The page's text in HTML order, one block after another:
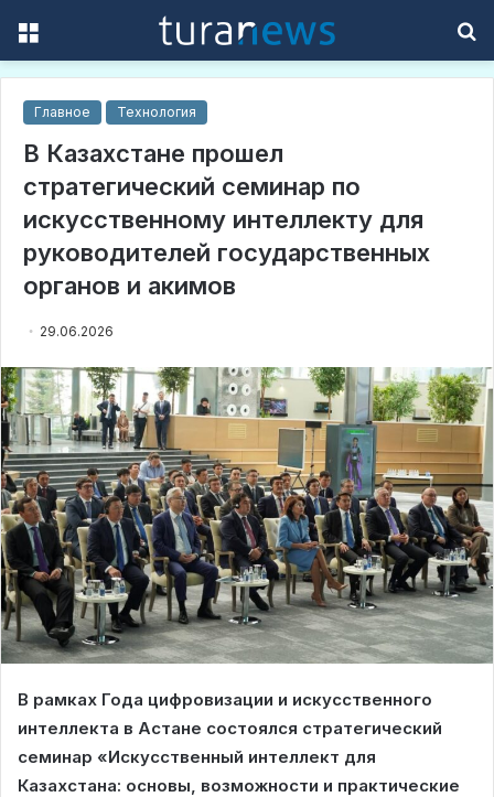
Главное Технология
В Казахстане прошел
стратегический семинар по
искусственному интеллекту для
руководителей государственных
органов и акимов
29.06.2026
В рамках Года цифровизации и искусственного
интеллекта в Астане состоялся стратегический
семинар «Искусственный интеллект для
Казахстана: основы, возможности и практические